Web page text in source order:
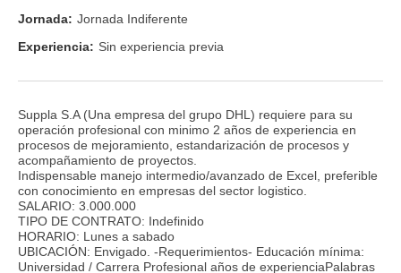
Jornada: Jornada Indiferente
Experiencia: Sin experiencia previa
Suppla S.A (Una empresa del grupo DHL) requiere para su
operación profesional con minimo 2 años de experiencia en
procesos de mejoramiento, estandarización de procesos y
acompañamiento de proyectos.
Indispensable manejo intermedio/avanzado de Excel, preferible
con conocimiento en empresas del sector logistico.
SALARIO: 3.000.000
TIPO DE CONTRATO: Indefinido
HORARIO: Lunes a sabado
UBICACIÓN: Envigado. -Requerimientos- Educación mínima:
Universidad / Carrera Profesional años de experienciaPalabras